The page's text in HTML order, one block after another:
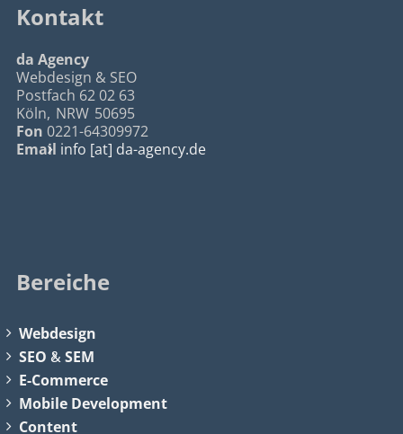
Kontakt
da Agency
Webdesign & SEO
Postfach 62 02 63
Köln, NRW 50695
Fon 0221-64309972
Email info [at] da-agency.de
Bereiche
Webdesign
SEO &SEM
E-Commerce
Mobile Development
Content